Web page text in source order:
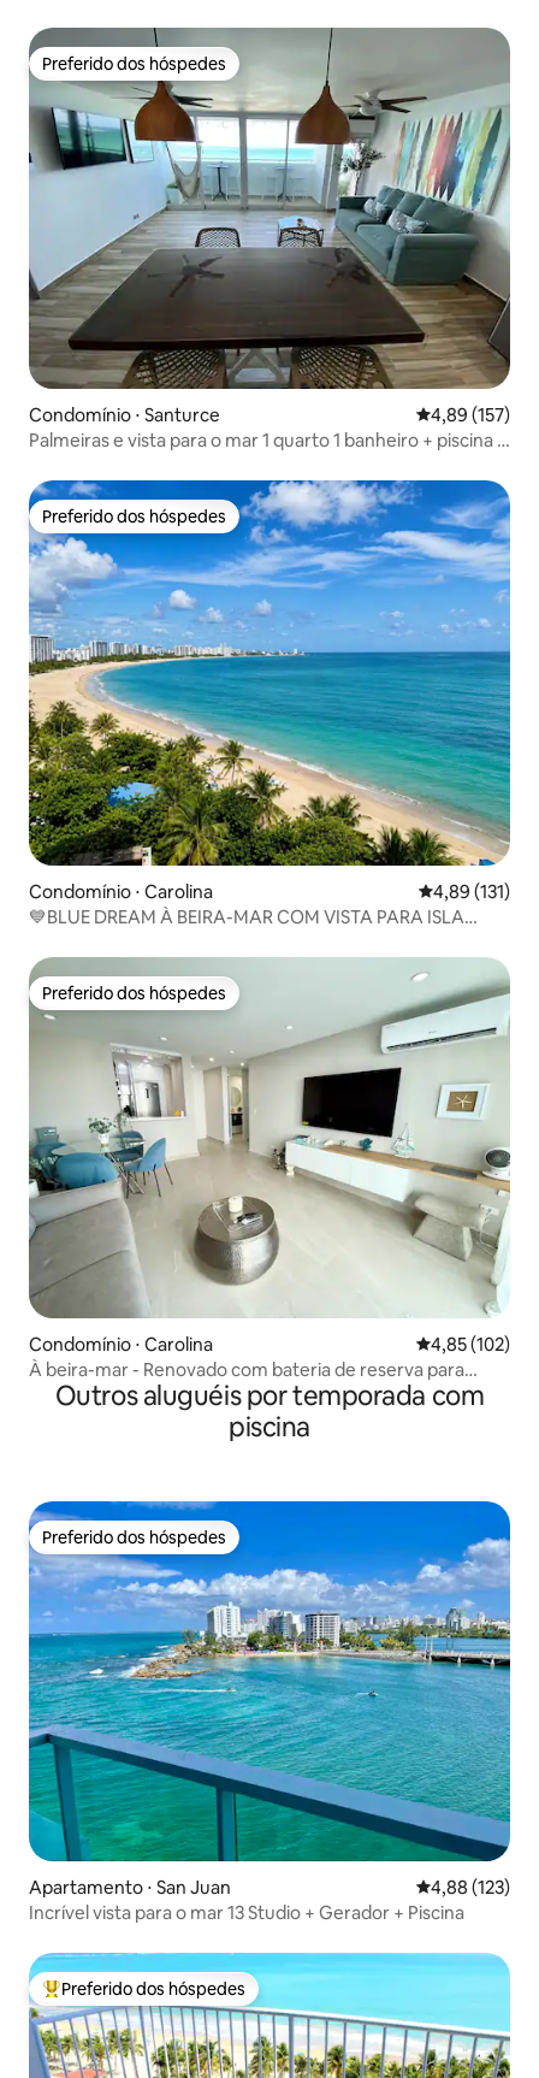
Preferido dos hóspedes
Preferido dos hóspedes
Condomínio ⋅ Santurce 4,89 de uma
4,89 (157)
Palmeiras e vista para o mar 1 quarto 1 banheiro + piscina +
Preferido dos hóspedes
Preferido dos hóspedes
Condomínio ⋅ Carolina 4,89 de uma
4,89 (131)
💙BLUE DREAM À BEIRA-MAR COM VISTA PARA ISLA
Preferido dos hóspedes
Preferido dos hóspedes
Condomínio ⋅ Carolina 4,85 de uma
4,85 (102)
À beira-mar - Renovado com bateria de reserva para
interrupções.
Outros aluguéis por temporada com
piscina
Preferido dos hóspedes
Preferido dos hóspedes
Apartamento ⋅ San Juan 4,88 de uma
4,88 (123)
Incrível vista para o mar 13 Studio + Gerador + Piscina
Entre os melhores preferidos dos hóspedes
Preferido dos hóspedes